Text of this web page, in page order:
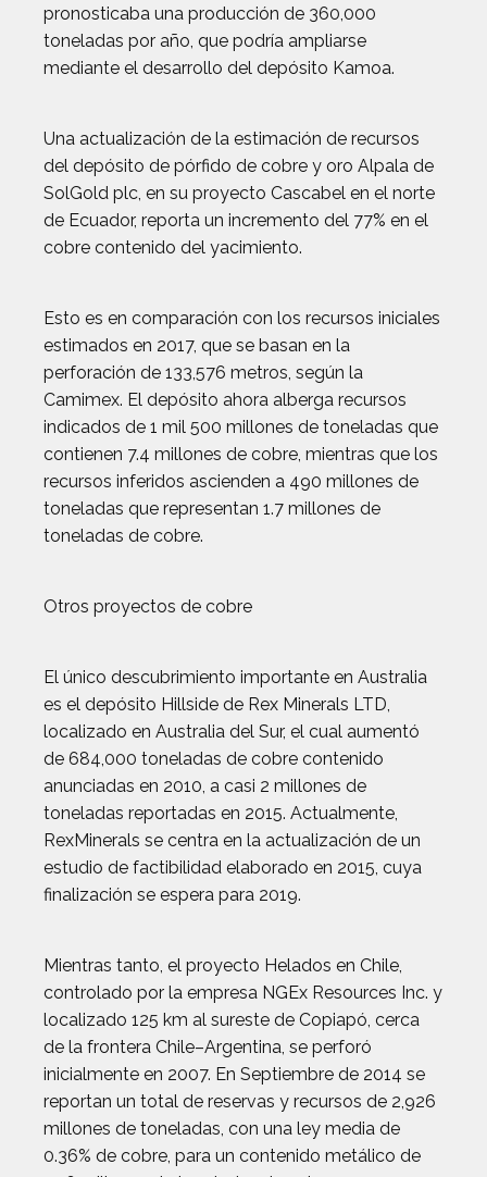
pronosticaba una producción de 360,000
toneladas por año, que podría ampliarse
mediante el desarrollo del depósito Kamoa.
Una actualización de la estimación de recursos
del depósito de pórfido de cobre y oro Alpala de
SolGold plc, en su proyecto Cascabel en el norte
de Ecuador, reporta un incremento del 77% en el
cobre contenido del yacimiento.
Esto es en comparación con los recursos iniciales
estimados en 2017, que se basan en la
perforación de 133,576 metros, según la
Camimex. El depósito ahora alberga recursos
indicados de 1 mil 500 millones de toneladas que
contienen 7.4 millones de cobre, mientras que los
recursos inferidos ascienden a 490 millones de
toneladas que representan 1.7 millones de
toneladas de cobre.
Otros proyectos de cobre
El único descubrimiento importante en Australia
es el depósito Hillside de Rex Minerals LTD,
localizado en Australia del Sur, el cual aumentó
de 684,000 toneladas de cobre contenido
anunciadas en 2010, a casi 2 millones de
toneladas reportadas en 2015. Actualmente,
RexMinerals se centra en la actualización de un
estudio de factibilidad elaborado en 2015, cuya
finalización se espera para 2019.
Mientras tanto, el proyecto Helados en Chile,
controlado por la empresa NGEx Resources Inc. y
localizado 125 km al sureste de Copiapó, cerca
de la frontera Chile–Argentina, se perforó
inicialmente en 2007. En Septiembre de 2014 se
reportan un total de reservas y recursos de 2,926
millones de toneladas, con una ley media de
0.36% de cobre, para un contenido metálico de